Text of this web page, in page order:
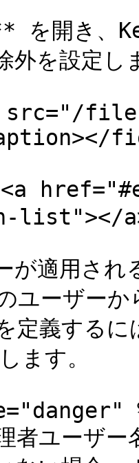
開き、
外を設定し
files/
<a
list"></
が適用さ
ユーザー
定義する
ます。
者ユーザ